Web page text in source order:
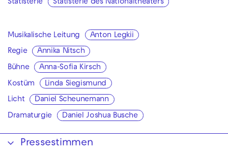
Statisterie Statisterie des Nationaltheaters
Musikalische Leitung Anton Legkii
Regie Annika Nitsch
Bühne Anna-Sofia Kirsch
Kostüm Linda Siegismund
Licht Daniel Scheunemann
Dramaturgie Daniel Joshua Busche
Pressestimmen